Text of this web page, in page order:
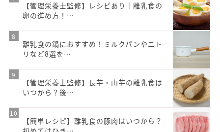
【管理栄養士監修】レシピあり｜離乳食の
卵の進め方！…
離乳食の鍋におすすめ！ミルクパンやニト
リなど8選を…
【管理栄養士監修】長芋・山芋の離乳食は
いつから？後…
【簡単レシピ】離乳食の豚肉はいつから？